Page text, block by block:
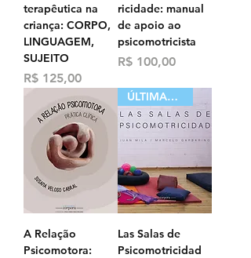
terapêutica na
criança: CORPO,
LINGUAGEM,
SUJEITO
Preço
R$ 125,00
ricidade: manual
de apoio ao
psicomotricista
Preço
R$ 100,00
A Relação
Psicomotora:
ÚLTIMAS UNIDADES
Las Salas de
Psicomotricidad